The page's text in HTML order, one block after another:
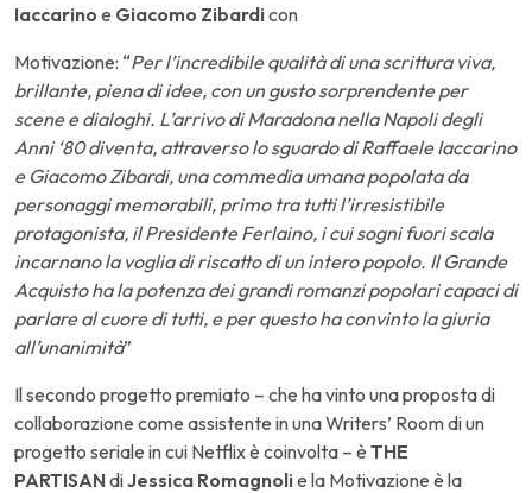
Iaccarino e Giacomo Zibardicon
Motivazione: “Per l’incredibile qualità di una scrittura viva,
brillante, piena di idee, con un gusto sorprendente per
scene e dialoghi. L’arrivo di Maradona nella Napoli degli
Anni ‘80 diventa, attraverso lo sguardo di Raffaele Iaccarino
e Giacomo Zibardi, una commedia umana popolata da
personaggi memorabili, primo tra tutti l’irresistibile
protagonista, il Presidente Ferlaino, i cui sogni fuori scala
incarnano la voglia di riscatto di un intero popolo. Il Grande
Acquisto ha la potenza dei grandi romanzi popolari capaci di
parlare al cuore di tutti, e per questo ha convinto la giuria
all’unanimità”
Il secondo progetto premiato – che ha vinto una proposta di
collaborazione come assistente in una Writers’ Room di un
progetto seriale in cui Netflix è coinvolta – è THE
PARTISANdiJessica Romagnolie la Motivazione è la